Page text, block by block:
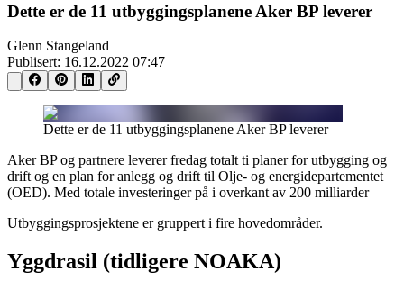
Dette er de 11 utbyggingsplanene Aker BP leverer
Glenn Stangeland
Publisert: 16.12.2022 07:47
Dette er de 11 utbyggingsplanene Aker BP leverer
Aker BP og partnere leverer fredag totalt ti planer for utbygging og
drift og en plan for anlegg og drift til Olje- og energidepartementet
(OED). Med totale investeringer på i overkant av 200 milliarder
Utbyggingsprosjektene er gruppert i fire hovedområder.
Yggdrasil (tidligere NOAKA)